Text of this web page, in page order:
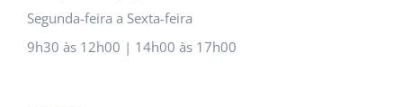
Segunda-feira a Sexta-feira
9h30 às 12h00 | 14h00 às 17h00